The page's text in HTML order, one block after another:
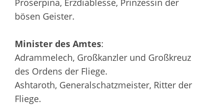
Proserpina, Erzdiablesse, Prinzessin der
bösen Geister.
Minister des Amtes:
Adrammelech, Großkanzler und Großkreuz
des Ordens der Fliege.
Ashtaroth, Generalschatzmeister, Ritter der
Fliege.